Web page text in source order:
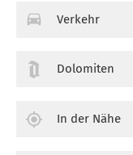
Verkehr
Dolomiten
In der Nähe